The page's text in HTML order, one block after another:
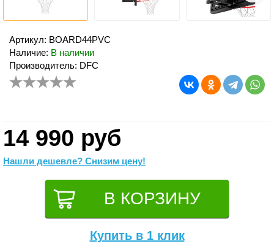
Артикул: BOARD44PVC
Наличие: В наличии
Производитель: DFC
14 990 руб
Нашли дешевле? Снизим цену!
Купить в 1 клик